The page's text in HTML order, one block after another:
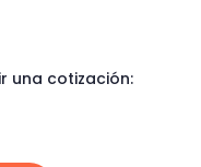
una cotización: